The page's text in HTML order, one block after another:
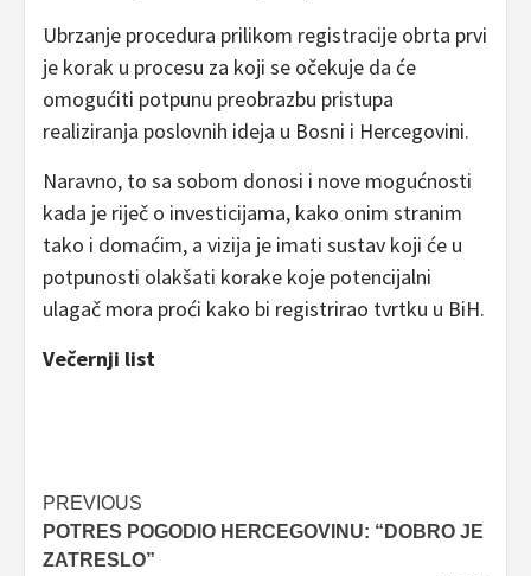
Ubrzanje procedura prilikom registracije obrta prvi
je korak u procesu za koji se očekuje da će
omogućiti potpunu preobrazbu pristupa
realiziranja poslovnih ideja u Bosni i Hercegovini.
Naravno, to sa sobom donosi i nove mogućnosti
kada je riječ o investicijama, kako onim stranim
tako i domaćim, a vizija je imati sustav koji će u
potpunosti olakšati korake koje potencijalni
ulagač mora proći kako bi registrirao tvrtku u BiH.
Večernji list
Post
navigation
PREVIOUS
POTRES POGODIO HERCEGOVINU: “DOBRO JE
ZATRESLO”